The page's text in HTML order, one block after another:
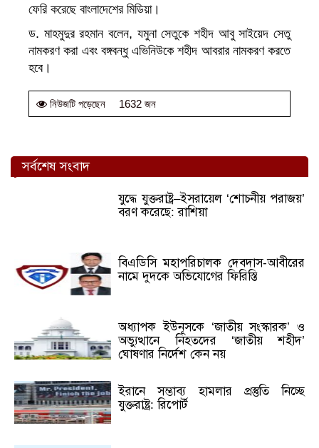
ফেরি করেছে বাংলাদেশের মিডিয়া।
ড. মাহমুদুর রহমান বলেন, যমুনা সেতুকে শহীদ আবু সাইয়েদ সেতু
নামকরণ করা এবং বঙ্গবন্ধু এভিনিউকে শহীদ আবরার নামকরণ করতে
হবে।
নিউজটি পড়েছেন 1632 জন
সর্বশেষ সংবাদ
যুদ্ধে যুক্তরাষ্ট্র–ইসরায়েল ‘শোচনীয় পরাজয়’
বরণ করেছে: রাশিয়া
বিএডিসি মহাপরিচালক দেবদাস-আবীরের
নামে দুদকে অভিযোগের ফিরিস্তি
অধ্যাপক ইউনূসকে ‘জাতীয় সংস্কারক’ ও
অভ্যুত্থানে নিহতদের ‘জাতীয় শহীদ’
ঘোষণার নির্দেশ কেন নয়
ইরানে সম্ভাব্য হামলার প্রস্তুতি নিচ্ছে
যুক্তরাষ্ট্র: রিপোর্ট